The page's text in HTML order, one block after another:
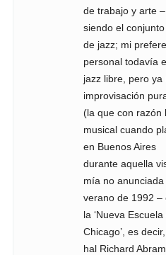
de trabajo y arte
siendo el
de jazz; mi
personal todavía
jazz libre, pero ya
improvisación
(la que con razón
musical cuando
en Buenos Aires
durante aquella
mía no anunciada
verano de 1992 –
la ‘Nueva Escuela
Chicago’, es
hal Richard